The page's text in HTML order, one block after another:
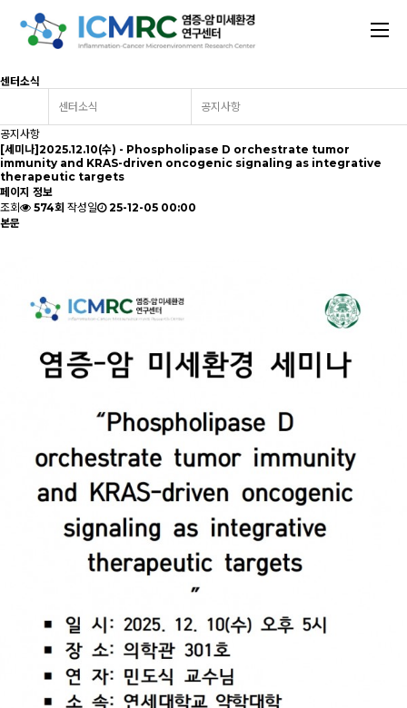
센터소식
센터소식
공지사항
공지사항
[세미나]2025.12.10(수) - Phospholipase D orchestrate tumor
immunity and KRAS-driven oncogenic signaling as integrative
therapeutic targets
페이지 정보
조회
574회 작성일
25-12-05 00:00
본문